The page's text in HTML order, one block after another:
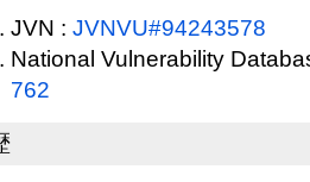
JVN : JVNVU#94243578
National Vulnerability
762